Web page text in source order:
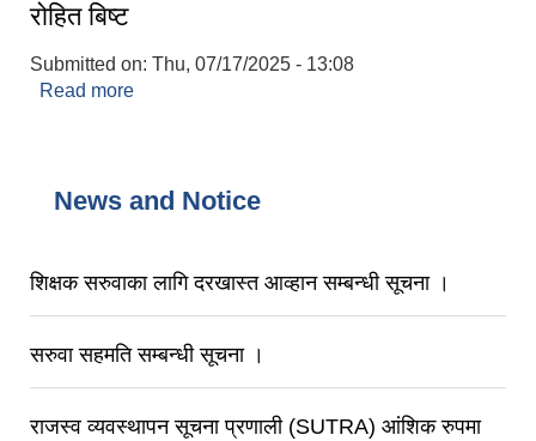
रोहित बिष्‍ट
Submitted on: Thu, 07/17/2025 - 13:08
Read more
News and Notice
शिक्षक सरुवाका लागि दरखास्त आव्हान सम्बन्धी सूचना ।
सरुवा सहमति सम्बन्धी सूचना ।
राजस्व व्यवस्थापन सूचना प्रणाली (SUTRA) आंशिक रुपमा